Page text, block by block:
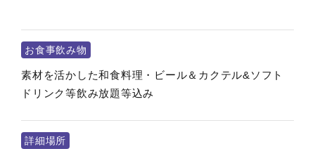
お食事飲み物
素材を活かした和食料理・ビール＆カクテル&ソフト
ドリンク等飲み放題等込み
詳細場所